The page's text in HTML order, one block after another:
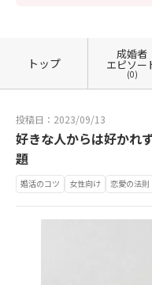
トップ
成婚者
エピソー
(0)
投稿日：2023/09/13
好きな人からは好かれ
題
婚活のコツ 女性向け 恋愛の法則